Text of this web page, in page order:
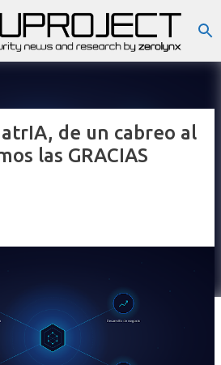
contenido principal
de un cabreo al
las GRACIAS